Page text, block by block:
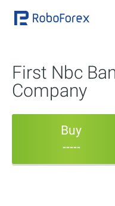
First Nbc
Company
Buy
-----